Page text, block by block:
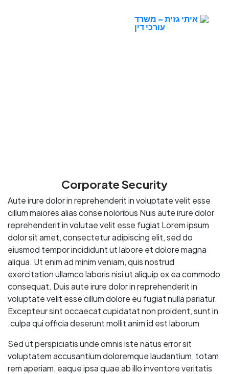
Corporate Security
Aute irure dolor in reprehenderit in voluptate velit esse
cillum maiores alias conse noloribus Nuis aute irure dolor
reprehenderit in volutae velit esse fugiat Lorem ipsum
dolor sit amet, consectetur adipiscing elit, sed do
eiusmod tempor incididunt ut labore et dolore magna
aliqua. Ut enim ad minim veniam, quis nostrud
exercitation ullamco laboris nisi ut aliquip ex ea commodo
consequat. Duis aute irure dolor in reprehenderit in
voluptate velit esse cillum dolore eu fugiat nulla pariatur.
Excepteur sint occaecat cupidatat non proident, sunt in
culpa qui officia deserunt mollit anim id est laborum.
Sed ut perspiciatis unde omnis iste natus error sit
voluptatem accusantium doloremque laudantium, totam
rem aperiam, eaque ipsa quae ab illo inventore veritatis